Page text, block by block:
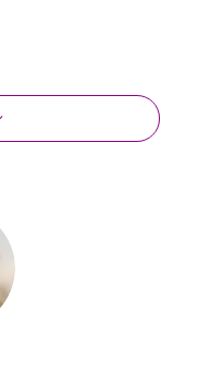
contoh tari
provinsi